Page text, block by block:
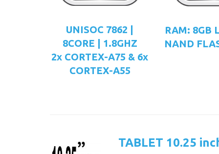
UNISOC 7862 |
8CORE | 1.8GHZ
2x CORTEX-A75 & 6x
CORTEX-A55
RAM: 8GB
NAND
TABLET 10.25